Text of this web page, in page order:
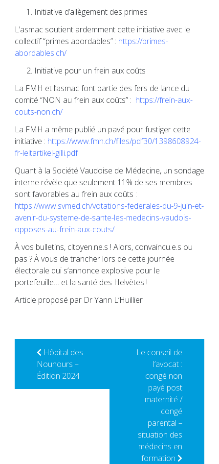
Initiative d’allègement des primes
L’asmac soutient ardemment cette initiative avec le
collectif “primes abordables” : https://primes-
abordables.ch/
Initiative pour un frein aux coûts
La FMH et l’asmac font partie des fers de lance du
comité “NON au frein aux coûts” : https://frein-aux-
couts-non.ch/
La FMH a même publié un pavé pour fustiger cette
initiative : https://www.fmh.ch/files/pdf30/1398608924-
fr-leitartikel-gilli.pdf
Quant à la Société Vaudoise de Médecine, un sondage
interne révèle que seulement 11% de ses membres
sont favorables au frein aux coûts :
https://www.svmed.ch/votations-federales-du-9-juin-et-
avenir-du-systeme-de-sante-les-medecins-vaudois-
opposes-au-frein-aux-couts/
À vos bulletins, citoyen.ne.s ! Alors, convaincu.e.s ou
pas ? À vous de trancher lors de cette journée
électorale qui s’annonce explosive pour le
portefeuille… et la santé des Helvètes !
Article proposé par Dr Yann L’Huillier
Hôpital des
Nounours –
Édition 2024
Le conseil de
l’avocat :
congé non
payé post
maternité /
congé
parental –
situation des
médecins en
formation